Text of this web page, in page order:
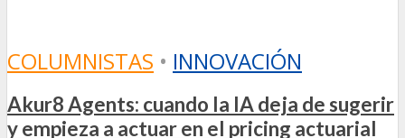
COLUMNISTAS • INNOVACIÓN
Akur8 Agents: cuando la IA deja de sugerir
y empieza a actuar en el pricing actuarial